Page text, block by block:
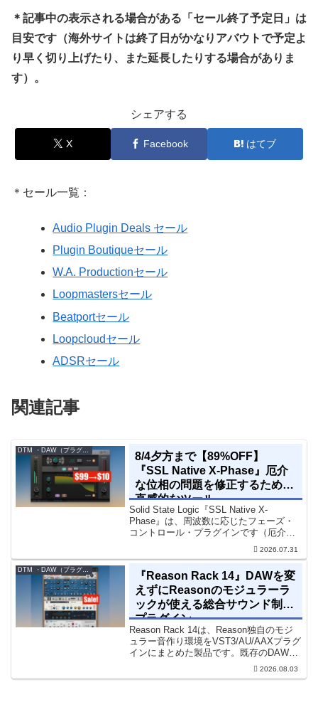
＊記事中の表示される場合がある「セール終了予定日」は
目安です（海外サイトは終了日がかなりアバウトで予定よ
り早く切り上げたり、また延長したりする場合がありま
す）。
シェアする
X Facebook はてブ
＊セール一覧：
Audio Plugin Deals セール
Plugin Boutiqueセール
W.A. Productionセール
Loopmastersセール
Beatportセール
Loopcloudセール
ADSRセール
関連記事
DTM ・DAW（プラグイン、シンセなど）のセール情報
8/4夕方まで【89%OFF】
『SSL Native X-Phase』厄介
な位相の問題を修正するための
直感的なツール
Solid State Logic『SSL Native X-
Phase』は、周波数に応じたフェーズ・
コントロール・プラグインです（厄介な
位相の問題を修正するための直感的なツ
ールです）。特定の周波数で位相をシフ
2026.07.31
DTM ・DAW（プラグイン、シンセなど）のセール情報
『Reason Rack 14』DAWを変
えずにReasonのモジュラーラ
ックが使える総合サウンド制作
プラグイン
Reason Rack 14は、Reason独自のモジ
ュラー音作り環境をVST3/AU/AAXプラグ
インにまとめた製品です。既存のDAWを
乗り換えることなく、68種類のシンセや
2026.08.03